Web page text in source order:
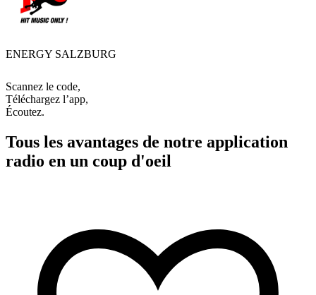
ENERGY SALZBURG
Scannez le code,
Téléchargez l’app,
Écoutez.
Tous les avantages de notre application
radio en un coup d'oeil